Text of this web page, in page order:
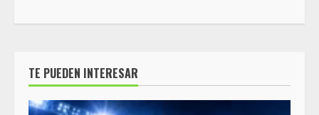
TE PUEDEN INTERESAR